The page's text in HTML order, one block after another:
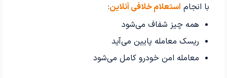
با انجام استعلام خلافی آنلاین:
همه چیز شفاف می‌شود
ریسک معامله پایین می‌آید
معامله امن خودرو کامل می‌شود